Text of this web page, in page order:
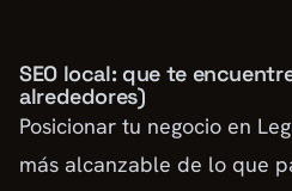
SEO local: que te
alrededores)
Posicionar tu negocio en
más alcanzable de lo que